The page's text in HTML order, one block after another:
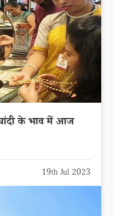
के भाव में आज
19th Jul 2023